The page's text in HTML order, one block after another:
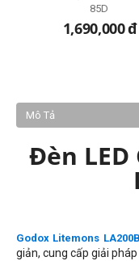
85D
1,690,000đ
Mô Tả
Đèn
Godox Litemons
giản, cung cấp giải